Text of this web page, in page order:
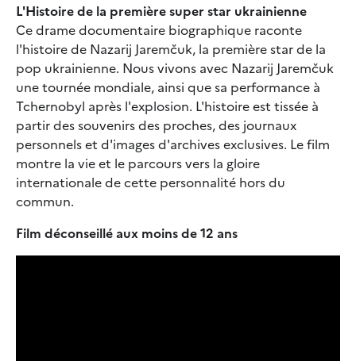
L'Histoire de la première super star ukrainienne
Ce drame documentaire biographique raconte
l'histoire de Nazarij Jaremčuk, la première star de la
pop ukrainienne. Nous vivons avec Nazarij Jaremčuk
une tournée mondiale, ainsi que sa performance à
Tchernobyl après l'explosion. L'histoire est tissée à
partir des souvenirs des proches, des journaux
personnels et d'images d'archives exclusives. Le film
montre la vie et le parcours vers la gloire
internationale de cette personnalité hors du
commun.
Film déconseillé aux moins de 12 ans